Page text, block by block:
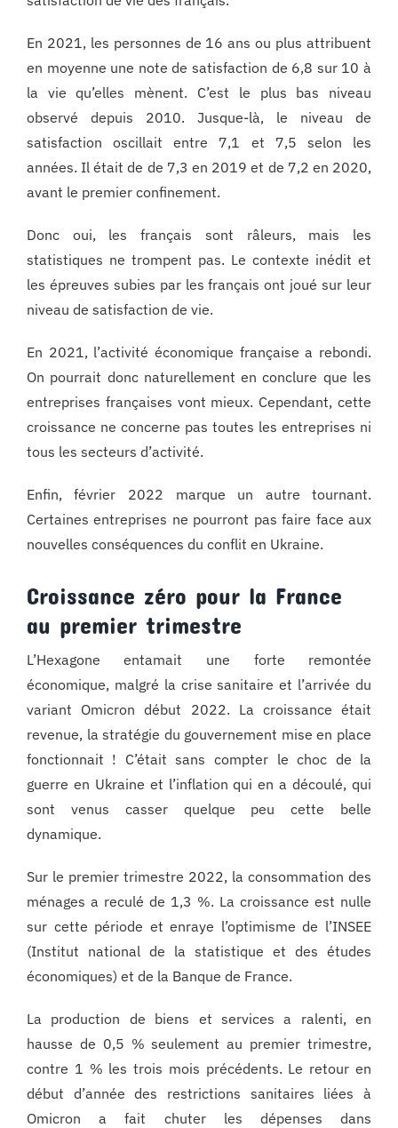
En 2021, les personnes de 16 ans ou plus attribuent
en moyenne une note de satisfaction de 6,8 sur 10 à
la vie qu’elles mènent. C’est le plus bas niveau
observé depuis 2010. Jusque-là, le niveau de
satisfaction oscillait entre 7,1 et 7,5 selon les
années. Il était de de 7,3 en 2019 et de 7,2 en 2020,
avant le premier confinement.
Donc oui, les français sont râleurs, mais les
statistiques ne trompent pas. Le contexte inédit et
les épreuves subies par les français ont joué sur leur
niveau de satisfaction de vie.
En 2021, l’activité économique française a rebondi.
On pourrait donc naturellement en conclure que les
entreprises françaises vont mieux. Cependant, cette
croissance ne concerne pas toutes les entreprises ni
tous les secteurs d’activité.
Enfin, février 2022 marque un autre tournant.
Certaines entreprises ne pourront pas faire face aux
nouvelles conséquences du conflit en Ukraine.
Croissance zéro pour la France
au premier trimestre
L’Hexagone entamait une forte remontée
économique, malgré la crise sanitaire et l’arrivée du
variant Omicron début 2022. La croissance était
revenue, la stratégie du gouvernement mise en place
fonctionnait ! C’était sans compter le choc de la
guerre en Ukraine et l’inflation qui en a découlé, qui
sont venus casser quelque peu cette belle
dynamique.
Sur le premier trimestre 2022, la consommation des
ménages a reculé de 1,3 %. La croissance est nulle
sur cette période et enraye l’optimisme de l’INSEE
(Institut national de la statistique et des études
économiques) et de la Banque de France.
La production de biens et services a ralenti, en
hausse de 0,5 % seulement au premier trimestre,
contre 1 % les trois mois précédents. Le retour en
début d’année des restrictions sanitaires liées à
Omicron a fait chuter les dépenses dans